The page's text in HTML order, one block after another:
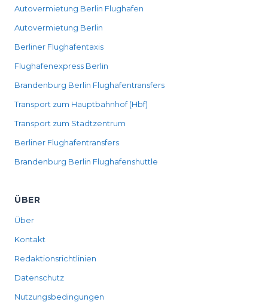
Autovermietung Berlin Flughafen
Autovermietung Berlin
Berliner Flughafentaxis
Flughafenexpress Berlin
Brandenburg Berlin Flughafentransfers
Transport zum Hauptbahnhof (Hbf)
Transport zum Stadtzentrum
Berliner Flughafentransfers
Brandenburg Berlin Flughafenshuttle
ÜBER
Über
Kontakt
Redaktionsrichtlinien
Datenschutz
Nutzungsbedingungen